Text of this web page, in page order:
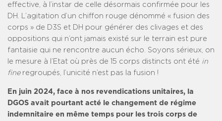
effective, à l’instar de celle désormais confirmée pour les
DH. L’agitation d’un chiffon rouge dénommé « fusion des
corps » de D3S et DH pour générer des clivages et des
oppositions qui n’ont jamais existé sur le terrain est pure
fantaisie qui ne rencontre aucun écho. Soyons sérieux, on
le mesure à l’Etat où près de 15 corps distincts ont été in
fineregroupés, l’unicité n’est pas la fusion !
En juin 2024, face à nos revendications unitaires, la
DGOS avait pourtant acté le changement de régime
indemnitaire en même temps pour les trois corps de